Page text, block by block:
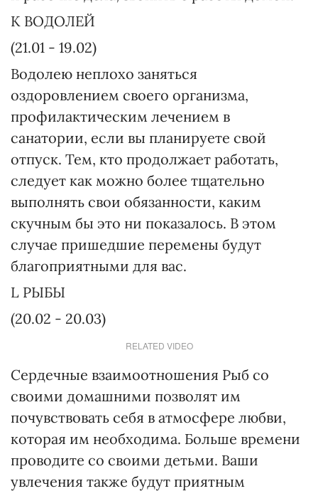
K ВОДОЛЕЙ
(21.01 - 19.02)
Водолею неплохо заняться
оздоровлением своего организма,
профилактическим лечением в
санатории, если вы планируете свой
отпуск. Тем, кто продолжает работать,
следует как можно более тщательно
выполнять свои обязанности, каким
скучным бы это ни показалось. В этом
случае пришедшие перемены будут
благоприятными для вас.
L РЫБЫ
(20.02 - 20.03)
RELATED VIDEO
Сердечные взаимоотношения Рыб со
своими домашними позволят им
почувствовать себя в атмосфере любви,
которая им необходима. Больше времени
проводите со своими детьми. Ваши
увлечения также будут приятным